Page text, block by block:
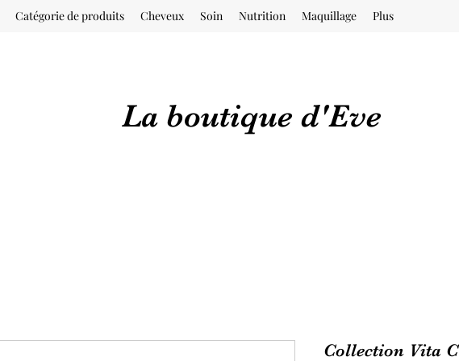
Catégorie de produits Cheveux Soin Nutrition Maquillage Plus
La boutique d'Eve
Collection Vita C